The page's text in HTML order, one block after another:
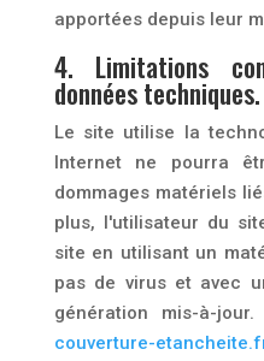
apportées depuis leur
4. Limitations
données techniques.
Le site utilise la
Internet ne pourra
dommages matériels
plus, l'utilisateur du
site en utilisant un
pas de virus et avec
génération mis-à-
couverture-